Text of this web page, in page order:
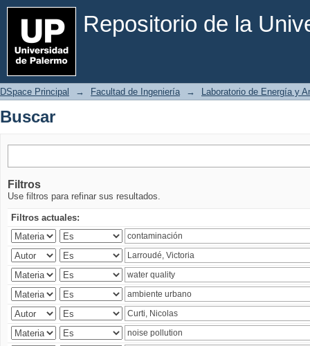
Repositorio de la
Buscar
DSpace Principal → Facultad de Ingeniería → Laboratorio de Energía y
Buscar
Filtros
Use filtros para refinar sus resultados.
Filtros actuales: